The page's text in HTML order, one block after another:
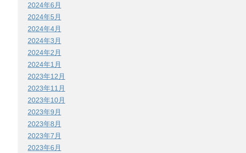
2024年6月
2024年5月
2024年4月
2024年3月
2024年2月
2024年1月
2023年12月
2023年11月
2023年10月
2023年9月
2023年8月
2023年7月
2023年6月